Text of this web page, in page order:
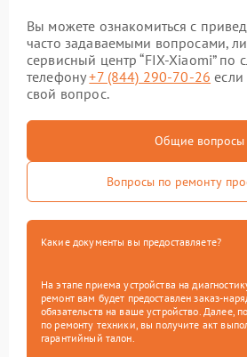
Вы можете ознакомиться с
часто задаваемыми вопросами,
сервисный центр “FIX-Xiaomi” по
телефону+7 (844) 290-70-26
свой вопрос.
Общие вопросы
Вопросы по ремонту
Какие документы вы предоставляете?
На этапе приема устройства на
ремонт вам будет предоставлен заказ-
обязательств на ваше устройство. Далее,
по ремонту техники, вы получите акт
гарантийный талон.